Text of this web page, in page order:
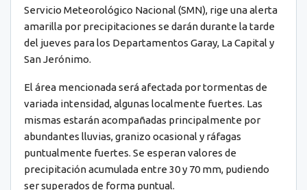
Servicio Meteorológico Nacional (SMN), rige una alerta
amarilla por precipitaciones se darán durante la tarde
del jueves para los Departamentos Garay, La Capital y
San Jerónimo.
El área mencionada será afectada por tormentas de
variada intensidad, algunas localmente fuertes. Las
mismas estarán acompañadas principalmente por
abundantes lluvias, granizo ocasional y ráfagas
puntualmente fuertes. Se esperan valores de
precipitación acumulada entre 30 y 70 mm, pudiendo
ser superados de forma puntual.